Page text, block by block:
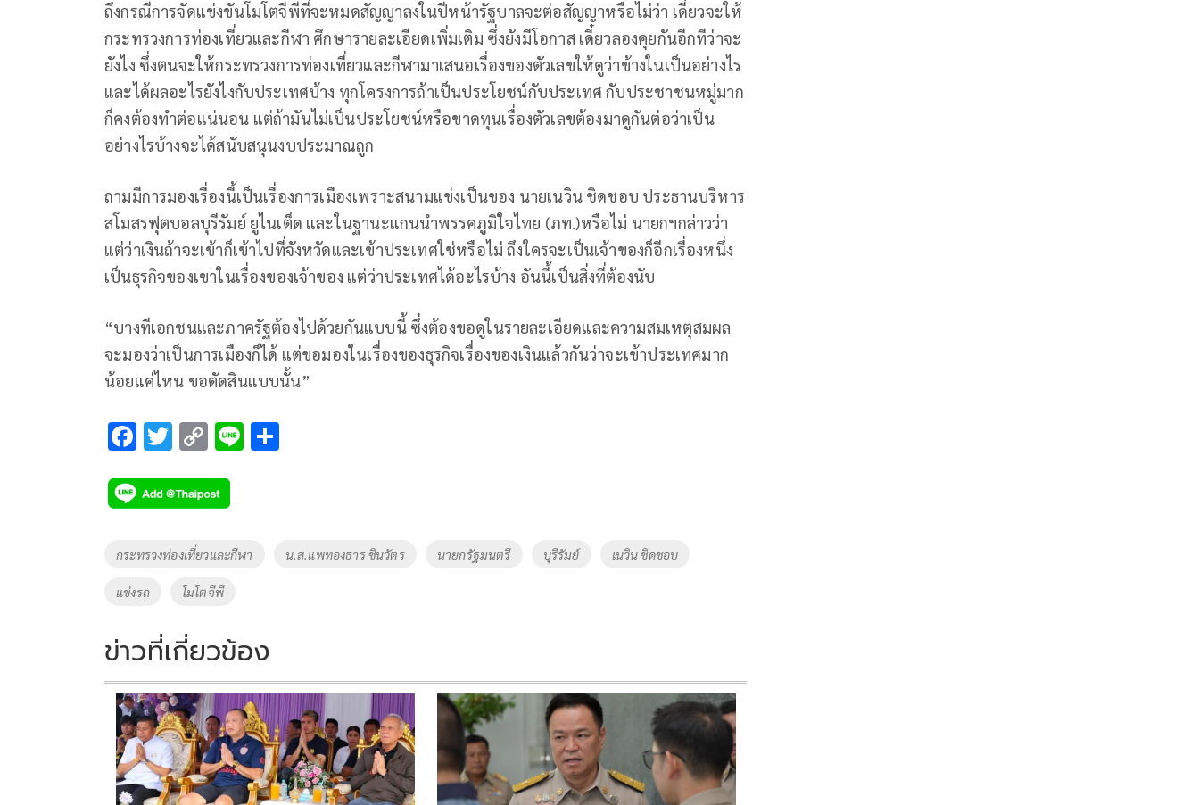
ถึงกรณีการจัดแข่งขันโมโตจีพีที่จะหมดสัญญาลงในปีหน้ารัฐบาลจะต่อสัญญาหรือไม่ว่า เดี๋ยวจะให้
กระทรวงการท่องเที่ยวและกีฬา ศึกษารายละเอียดเพิ่มเติม ซึ่งยังมีโอกาส เดี๋ยวลองคุยกันอีกทีว่าจะ
ยังไง ซึ่งตนจะให้กระทรวงการท่องเที่ยวและกีฬามาเสนอเรื่องของตัวเลขให้ดูว่าข้างในเป็นอย่างไร
และได้ผลอะไรยังไงกับประเทศบ้าง ทุกโครงการถ้าเป็นประโยชน์กับประเทศ กับประชาชนหมู่มาก
ก็คงต้องทำต่อแน่นอน แต่ถ้ามันไม่เป็นประโยชน์หรือขาดทุนเรื่องตัวเลขต้องมาดูกันต่อว่าเป็น
อย่างไรบ้างจะได้สนับสนุนงบประมาณถูก
ถามมีการมองเรื่องนี้เป็นเรื่องการเมืองเพราะสนามแข่งเป็นของ นายเนวิน ชิดชอบ ประธานบริหาร
สโมสรฟุตบอลบุรีรัมย์ ยูไนเต็ด และในฐานะแกนนำพรรคภูมิใจไทย (ภท.)หรือไม่ นายกฯ​กล่าวว่า
แต่ว่าเงินถ้าจะเข้าก็เข้าไปที่จังหวัดและเข้าประเทศใช่หรือไม่ ถึงใครจะเป็นเจ้าของก็อีกเรื่องหนึ่ง
เป็นธุรกิจของเขาในเรื่องของเจ้าของ แต่ว่าประเทศได้อะไรบ้าง อันนี้เป็นสิ่งที่ต้องนับ
“บางทีเอกชนและภาครัฐต้องไปด้วยกันแบบนี้ ซึ่งต้องขอดูในรายละเอียดและความสมเหตุสมผล
จะมองว่าเป็นการเมืองก็ได้ แต่ขอมองในเรื่องของธุรกิจเรื่องของเงินแล้วกันว่าจะเข้าประเทศมาก
น้อยแค่ไหน ขอตัดสินแบบนั้น”
F
e
b
o
k
T
tt
er
C
p
y
Li
n
k
Li
Tags
กระทรวงท่องเที่ยวและกีฬา น.ส.แพทองธาร ชินวัตร นายกรัฐมนตรี บุรีรัมย์ เนวิน ชิดชอบ
แข่งรถ โมโตจีพี
ข่าวที่เกี่ยวข้อง